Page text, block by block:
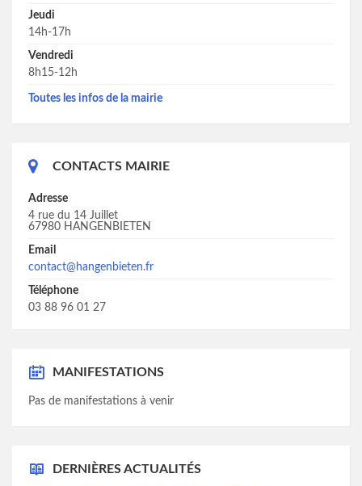
Jeudi
14h-17h
Vendredi
8h15-12h
Toutes les infos de la mairie
CONTACTS MAIRIE
Adresse
4 rue du 14 Juillet
67980 HANGENBIETEN
Email
contact@hangenbieten.fr
Téléphone
03 88 96 01 27
MANIFESTATIONS
Pas de manifestations à venir
DERNIÈRES ACTUALITÉS